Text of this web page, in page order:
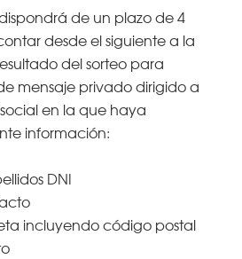
de un plazo de 4
desde el siguiente a la
del sorteo para
mensaje privado dirigido a
social en la que haya
información:
DNI
incluyendo código postal